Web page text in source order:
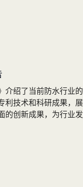
介绍了当前防水行业的
利技术和科研成果，展
的创新成果，为行业发